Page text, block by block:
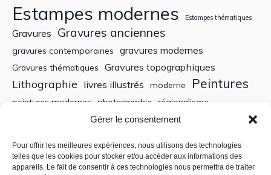
Gérer le consentement
Pour offrir les meilleures expériences, nous utilisons des technologies
telles que les cookies pour stocker et/ou accéder aux informations des
appareils. Le fait de consentir à ces technologies nous permettra de traiter
Estampes modernes Estampes thématiques
Gravures Gravures anciennes
gravures contemporaines gravures modernes
Gravures thématiques Gravures topographiques
Lithographie livres illustrés moderne Peintures
peintures modernes photographie régionalisme
Tableaux anciens XIXe siècle